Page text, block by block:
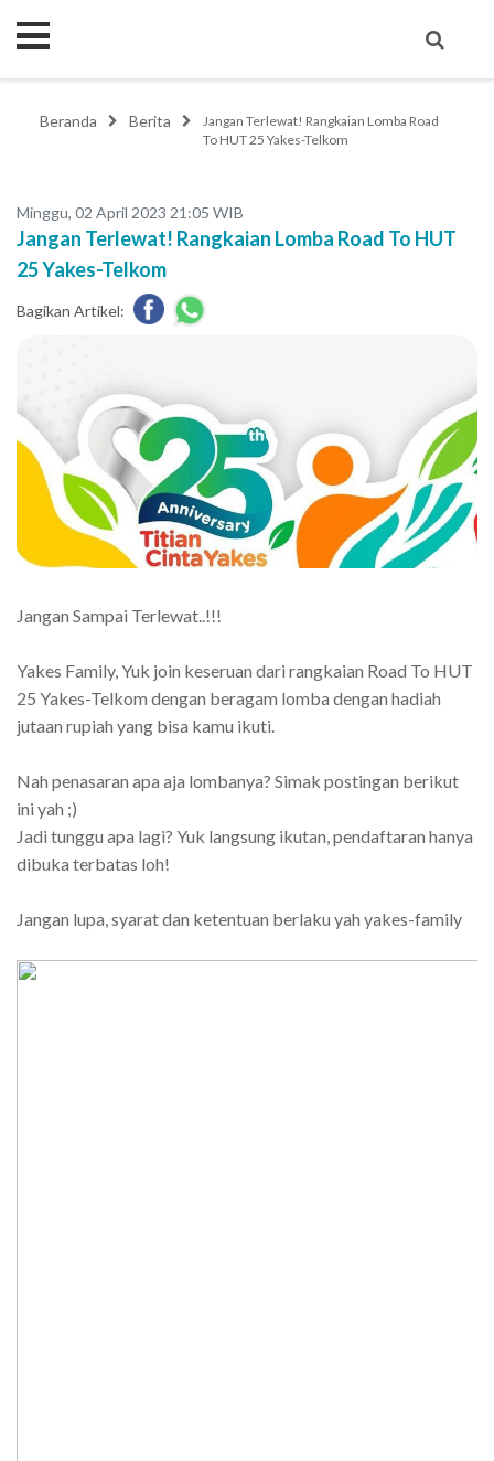
Beranda Berita
Jangan Terlewat! Rangkaian Lomba Road
To HUT 25 Yakes-Telkom
Minggu, 02 April 2023 21:05 WIB
Jangan Terlewat! Rangkaian Lomba Road To HUT
25 Yakes-Telkom
Bagikan Artikel:
Jangan Sampai Terlewat..!!!
Yakes Family, Yuk join keseruan dari rangkaian Road To HUT
25 Yakes-Telkom dengan beragam lomba dengan hadiah
jutaan rupiah yang bisa kamu ikuti.
Nah penasaran apa aja lombanya? Simak postingan berikut
ini yah ;)
Jadi tunggu apa lagi? Yuk langsung ikutan, pendaftaran hanya
dibuka terbatas loh!
Jangan lupa, syarat dan ketentuan berlaku yah yakes-family